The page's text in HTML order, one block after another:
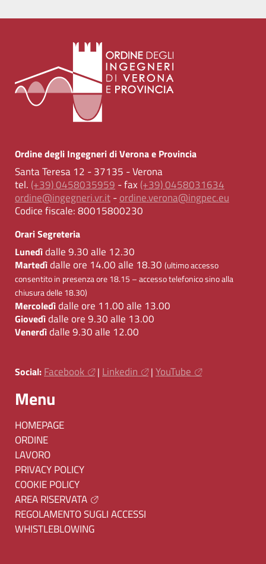
Ordine degli Ingegneri di Verona e Provincia
Santa Teresa 12 - 37135 - Verona
tel. (+39) 0458035959 - fax (+39) 0458031634
ordine@ingegneri.vr.it-ordine.verona@ingpec.eu
Codice fiscale:80015800230
Orari Segreteria
Lunedìdalle 9.30 alle 12.30
Martedìdalle ore 14.00 alle 18.30 (ultimo accesso
consentito in presenza ore 18.15 – accesso telefonico sino alla
chiusura delle 18.30)
Mercoledìdalle ore 11.00 alle 13.00
Giovedìdalle ore 9.30 alle 13.00
Venerdìdalle 9.30 alle 12.00
Social: Facebook | Linkedin | YouTube
Menu
HOMEPAGE
ORDINE
LAVORO
PRIVACY POLICY
COOKIE POLICY
AREA RISERVATA
REGOLAMENTO SUGLI ACCESSI
WHISTLEBLOWING